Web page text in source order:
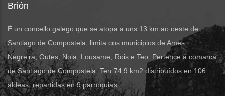
Brión
É un concello galego que se atopa a uns 13 km ao oeste de
Santiago de Compostela, limita cos municipios de Ames,
Negreira, Outes, Noia, Lousame, Rois e Teo. Pertence á comarca
de Santiago de Compostela. Ten 74,9 km2 distribuídos en 106
aldeas, repartidas en 9 parroquias.